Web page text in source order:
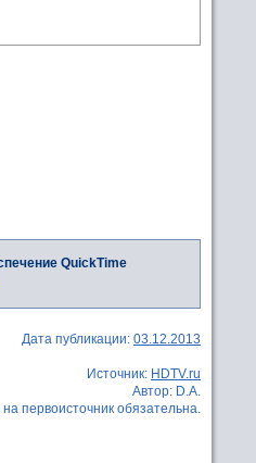
QuickTime
Дата публикации: 03.12.2013
Источник: HDTV.ru
Автор: D.A.
первоисточник обязательна.